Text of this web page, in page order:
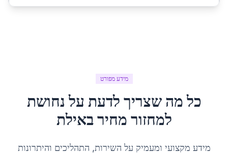
מידע מפורט
כל מה שצריך לדעת על נחושת
למחזור מחירבאילת
מידע מקצועי ומעמיק על השירות, התהליכים והיתרונות